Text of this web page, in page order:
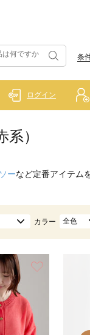
条
ログイン
）
ーなど定番アイテム
カラー 全色